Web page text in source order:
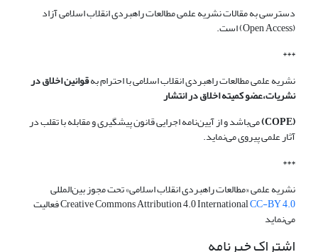
دسترسی به مقالات نشریه علمی مطالعات راهبردی انقلاب اسلامی آزاد
(Open Access) است.
***
نشریه علمی مطالعات راهبردی انقلاب اسلامی با احترام بهقوانین اخلاق در
نشریات،عضو کمیته اخلاق در انتشار
(COPE)
می‌باشد و از آیین‌نامه اجرایی قانون پیشگیری و مقابله با تقلب در
آثار علمی پیروی می‌نماید.
***
نشریه علمی «مطالعات راهبردی انقلاب اسلامی» تحت مجوز بین‌المللی
Creative Commons Attribution 4.0 InternationalCC-BY 4.0 فعالیت
می‌نماید
اشتراک خبرنامه